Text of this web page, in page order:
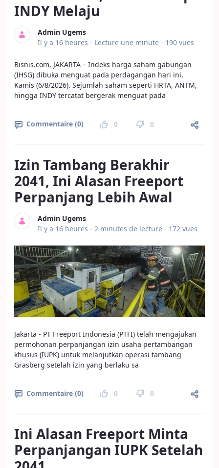
INDY Melaju
Admin Ugems
Date de publication
Il y a 16 heures - Lecture une minute - 190 vues
Bisnis.com, JAKARTA – Indeks harga saham gabungan
(IHSG) dibuka menguat pada perdagangan hari ini,
Kamis (6/8/2026). Sejumlah saham seperti HRTA, ANTM,
hingga INDY tercatat bergerak menguat pada
Commentaire (0) 0 0
Izin Tambang Berakhir
2041, Ini Alasan Freeport
Perpanjang Lebih Awal
Admin Ugems
Date de publication
Il y a 16 heures - 2 minutes de lecture - 172 vues
Jakarta - PT Freeport Indonesia (PTFI) telah mengajukan
permohonan perpanjangan izin usaha pertambangan
khusus (IUPK) untuk melanjutkan operasi tambang
Grasberg setelah izin yang berlaku sa
Commentaire (0) 0 0
Ini Alasan Freeport Minta
Perpanjangan IUPK Setelah